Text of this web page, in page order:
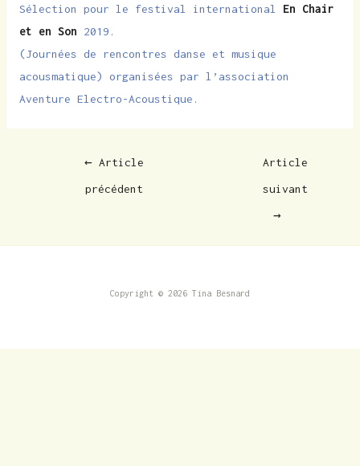
Sélection pour le festival international En Chair
et en Son 2019.
(Journées de rencontres danse et musique
acousmatique) organisées par l’association
Aventure Electro-Acoustique.
← Article
précédent
Article
suivant
→
Copyright © 2026 Tina Besnard